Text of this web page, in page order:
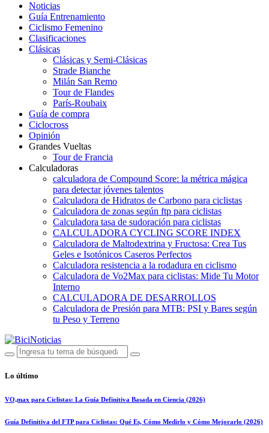
Noticias
Guía Entrenamiento
Ciclismo Femenino
Clasificaciones
Clásicas
Clásicas y Semi-Clásicas
Strade Bianche
Milán San Remo
Tour de Flandes
París-Roubaix
Guía de compra
Ciclocross
Opinión
Grandes Vueltas
Tour de Francia
Calculadoras
calculadora de Compound Score: la métrica mágica
para detectar jóvenes talentos
Calculadora de Hidratos de Carbono para ciclistas
Calculadora de zonas según ftp para ciclistas
Calculadora tasa de sudoración para ciclistas
CALCULADORA CYCLING SCORE INDEX
Calculadora de Maltodextrina y Fructosa: Crea Tus
Geles e Isotónicos Caseros Perfectos
Calculadora resistencia a la rodadura en ciclismo
Calculadora de Vo2Max para ciclistas: Mide Tu Motor
Interno
CALCULADORA DE DESARROLLOS
Calculadora de Presión para MTB: PSI y Bares según
tu Peso y Terreno
Lo último
VO₂max para Ciclistas: La Guía Definitiva Basada en Ciencia (2026)
Guía Definitiva del FTP para Ciclistas: Qué Es, Cómo Medirlo y Cómo Mejorarlo (2026)